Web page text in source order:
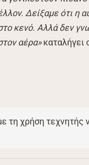
Δείξαμε ότι η
κενό. Αλλά δεν
αέρα»καταλήγει
τη χρήση τεχνητής